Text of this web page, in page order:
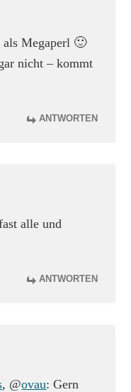
Megaperl 🙂
nicht – kommt
ANTWORTEN
alle und
ANTWORTEN
, @ovau: Gern